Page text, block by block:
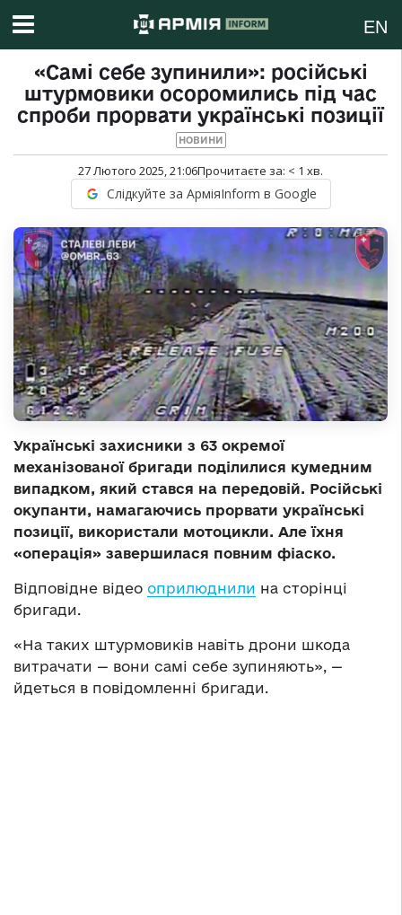
EN
«Самі себе зупинили»: російські
штурмовики осоромились під час
спроби прорвати українські позиції
НОВИНИ
27 Лютого 2025, 21:06Прочитаєте за: < 1 хв.
Слідкуйте за АрміяInform в Google
Українські захисники з 63 окремої
механізованої бригади поділилися кумедним
випадком, який стався на передовій. Російські
окупанти, намагаючись прорвати українські
позиції, використали мотоцикли. Але їхня
«операція» завершилася повним фіаско.
Відповідне відео оприлюднили на сторінці
бригади.
«На таких штурмовиків навіть дрони шкода
витрачати — вони самі себе зупиняють», —
йдеться в повідомленні бригади.